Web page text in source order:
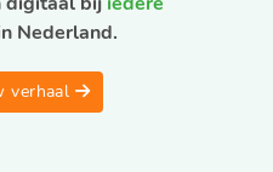
Nederland.
verhaal